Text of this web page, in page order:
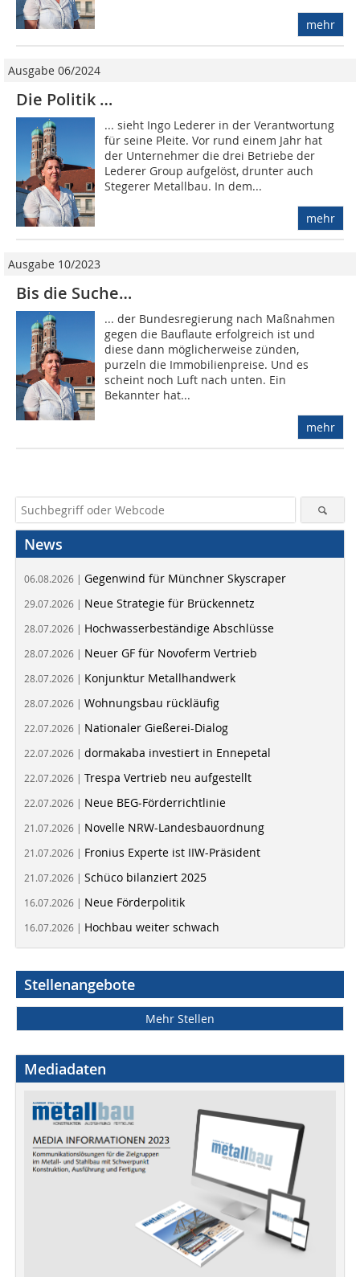
mehr
Ausgabe 06/2024
Die Politik …
... sieht Ingo Lederer in der Verantwortung
für seine Pleite. Vor rund einem Jahr hat
der Unternehmer die drei Betriebe der
Lederer Group aufgelöst, drunter auch
Stegerer Metallbau. In dem...
mehr
Ausgabe 10/2023
Bis die Suche…
... der Bundesregierung nach Maßnahmen
gegen die Bauflaute erfolgreich ist und
diese dann möglicherweise zünden,
purzeln die Immobilienpreise. Und es
scheint noch Luft nach unten. Ein
Bekannter hat...
mehr
News
06.08.2026 | Gegenwind für Münchner Skyscraper
29.07.2026 | Neue Strategie für Brückennetz
28.07.2026 | Hochwasserbeständige Abschlüsse
28.07.2026 | Neuer GF für Novoferm Vertrieb
28.07.2026 | Konjunktur Metallhandwerk
28.07.2026 | Wohnungsbau rückläufig
22.07.2026 | Nationaler Gießerei-Dialog
22.07.2026 | dormakaba investiert in Ennepetal
22.07.2026 | Trespa Vertrieb neu aufgestellt
22.07.2026 | Neue BEG-Förderrichtlinie
21.07.2026 | Novelle NRW-Landesbauordnung
21.07.2026 | Fronius Experte ist IIW-Präsident
21.07.2026 | Schüco bilanziert 2025
16.07.2026 | Neue Förderpolitik
16.07.2026 | Hochbau weiter schwach
Stellenangebote
Mehr Stellen
Mediadaten